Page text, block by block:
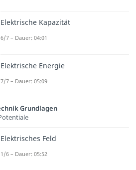
Elektrische Kapazität
6/7 – Dauer: 04:01
Elektrische Energie
7/7 – Dauer: 05:09
Grundlagen
Elektrisches Feld
1/6 – Dauer: 05:52